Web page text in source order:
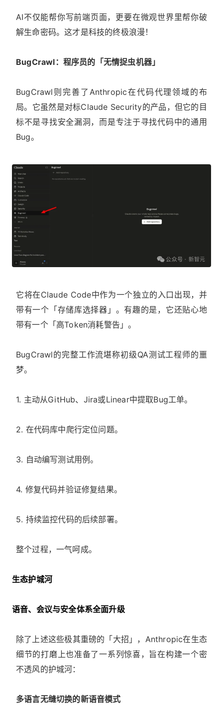
AI不仅能帮你写前端页面，更要在微观世界里帮你破
解生命密码。这才是科技的终极浪漫！
BugCrawl：程序员的「无情捉虫机器」
BugCrawl则完善了Anthropic在代码代理领域的布
局。它虽然是对标Claude Security的产品，但它的目
标不是寻找安全漏洞，而是专注于寻找代码中的通用
Bug。
它将在Claude Code中作为一个独立的入口出现，并
带有一个「存储库选择器」。有趣的是，它还贴心地
带有一个「高Token消耗警告」。
BugCrawl的完整工作流堪称初级QA测试工程师的噩
梦。
1. 主动从GitHub、Jira或Linear中提取Bug工单。
2. 在代码库中爬行定位问题。
3. 自动编写测试用例。
4. 修复代码并验证修复结果。
5. 持续监控代码的后续部署。
整个过程，一气呵成。
生态护城河
语音、会议与安全体系全面升级
除了上述这些极其重磅的「大招」，Anthropic在生态
细节的打磨上也准备了一系列惊喜，旨在构建一个密
不透风的护城河：
多语言无缝切换的新语音模式